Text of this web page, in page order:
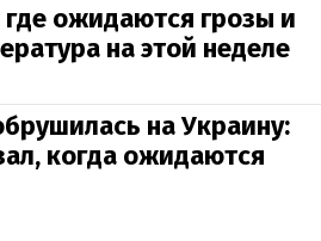
ожидаются грозы и
на этой неделе
на Украину:
когда ожидаются